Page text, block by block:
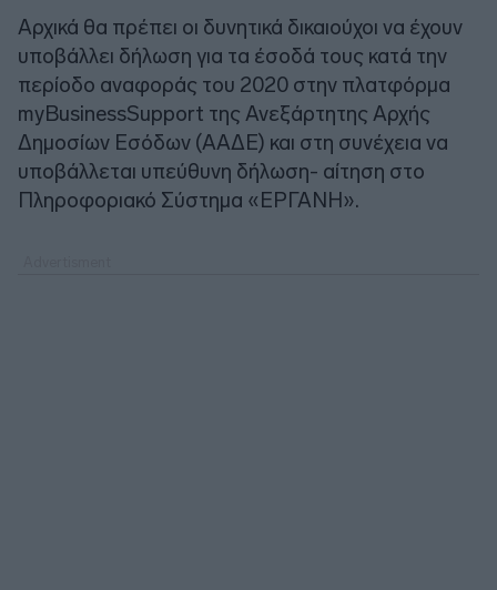
Αρχικά θα πρέπει οι δυνητικά δικαιούχοι να έχουν
υποβάλλει δήλωση για τα έσοδά τους κατά την
περίοδο αναφοράς του 2020 στην πλατφόρμα
myBusinessSupport της Ανεξάρτητης Αρχής
Δημοσίων Εσόδων (ΑΑΔΕ) και στη συνέχεια να
υποβάλλεται υπεύθυνη δήλωση- αίτηση στο
Πληροφοριακό Σύστημα «ΕΡΓΑΝΗ».